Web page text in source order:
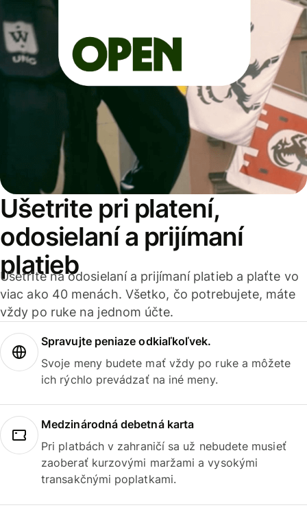
Ušetrite pri platení,
odosielaní a prijímaní
platieb
Ušetrite na odosielaní a prijímaní platieb a plaťte vo
viac ako 40 menách. Všetko, čo potrebujete, máte
vždy po ruke na jednom účte.
Spravujte peniaze odkiaľkoľvek.
Svoje meny budete mať vždy po ruke a môžete
ich rýchlo prevádzať na iné meny.
Medzinárodná debetná karta
Pri platbách v zahraničí sa už nebudete musieť
zaoberať kurzovými maržami a vysokými
transakčnými poplatkami.